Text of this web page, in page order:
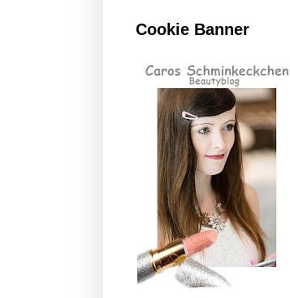
Cookie Banner